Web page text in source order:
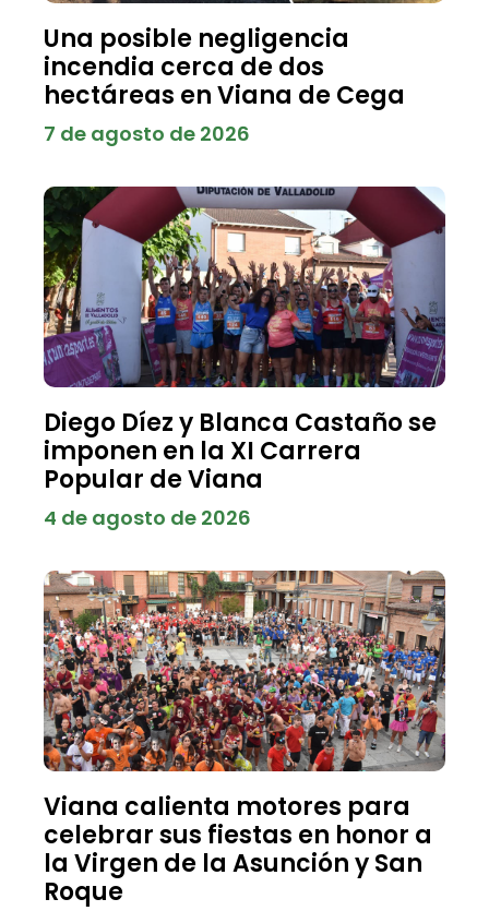
Una posible negligencia
incendia cerca de dos
hectáreas en Viana de Cega
7 de agosto de 2026
Diego Díez y Blanca Castaño se
imponen en la XI Carrera
Popular de Viana
4 de agosto de 2026
Viana calienta motores para
celebrar sus fiestas en honor a
la Virgen de la Asunción y San
Roque